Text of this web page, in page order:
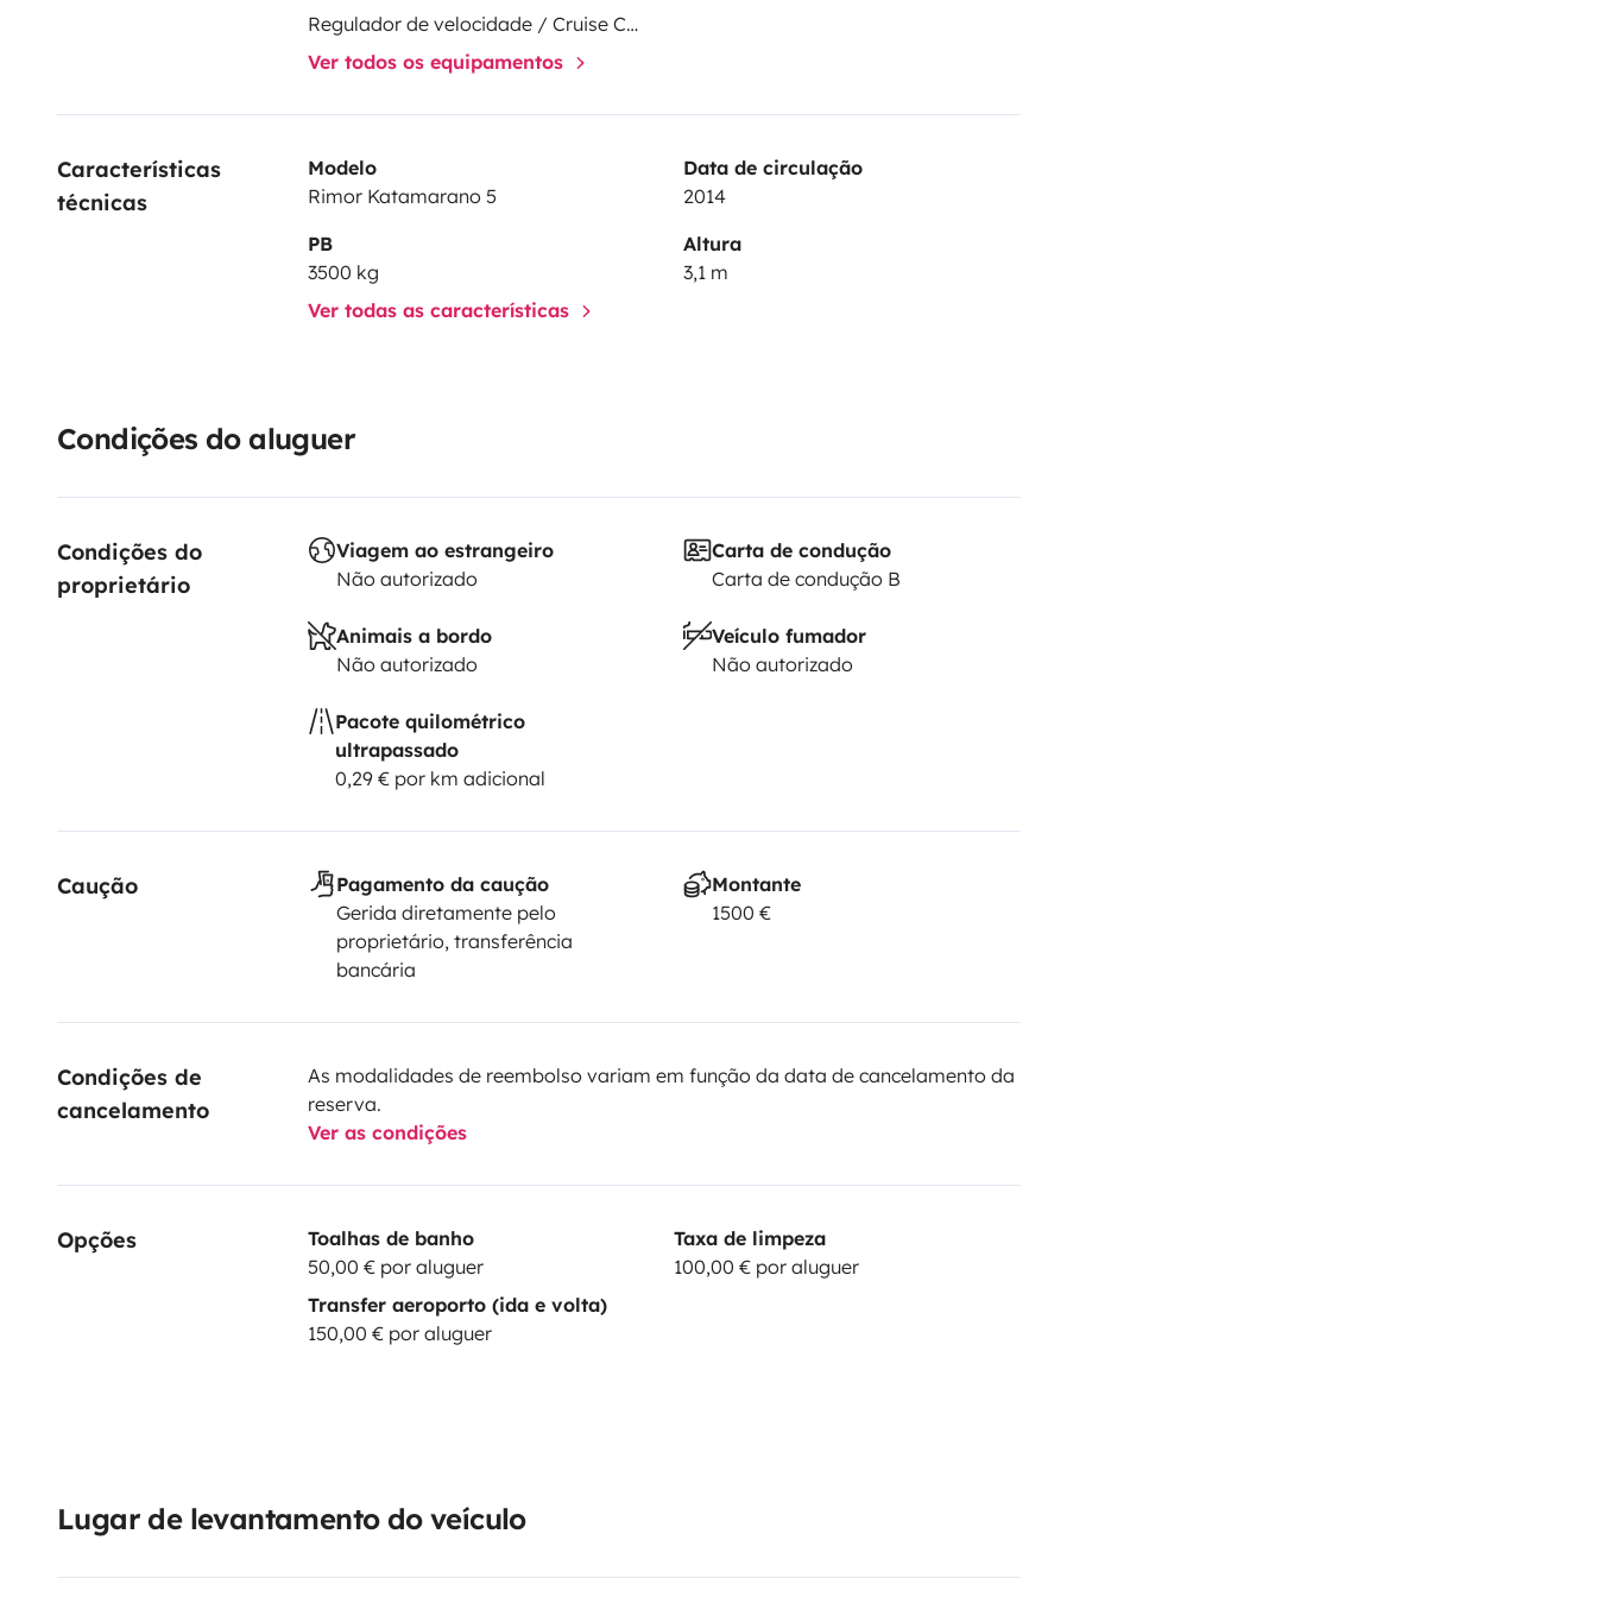
Regulador de velocidade / Cruise Control
Ver todos os equipamentos
Características
técnicas
Modelo
Rimor Katamarano 5
Data de circulação
2014
PB
3500 kg
Altura
3,1 m
Ver todas as características
Condições do aluguer
Condições do
proprietário
Viagem ao estrangeiro
Não autorizado
Carta de condução
Carta de condução B
Animais a bordo
Não autorizado
Veículo fumador
Não autorizado
Pacote quilométrico
ultrapassado
0,29 € por km adicional
Caução
Pagamento da caução
Gerida diretamente pelo
proprietário, transferência
bancária
Montante
1500 €
Condições de
cancelamento
As modalidades de reembolso variam em função da data de cancelamento da
reserva.
Ver as condições
Opções
Toalhas de banho
50,00 € por aluguer
Taxa de limpeza
100,00 € por aluguer
Transfer aeroporto (ida e volta)
150,00 € por aluguer
Lugar de levantamento do veículo